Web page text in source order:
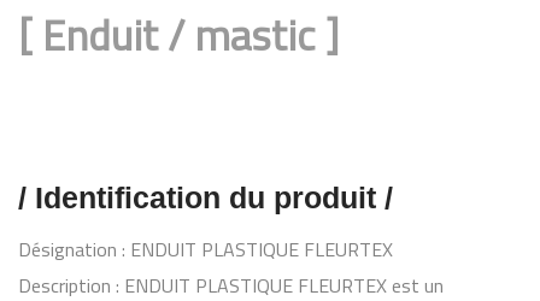
[ Enduit / mastic]
/ Identification du produit /
Désignation : ENDUIT PLASTIQUE FLEURTEX
Description : ENDUIT PLASTIQUE FLEURTEX est un